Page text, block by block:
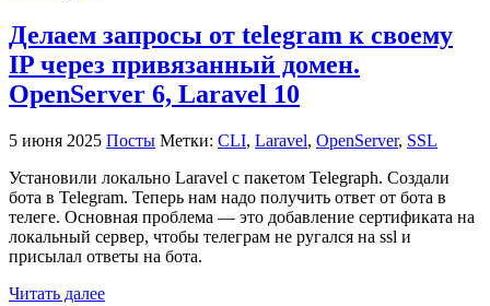
Делаем запросы от telegram к своему
IP через привязанный домен.
OpenServer 6, Laravel 10
5 июня 2025 Посты Метки: CLI, Laravel, OpenServer, SSL
Установили локально Laravel с пакетом Telegraph. Создали
бота в Telegram. Теперь нам надо получить ответ от бота в
телеге. Основная проблема — это добавление сертификата на
локальный сервер, чтобы телеграм не ругался на ssl и
присылал ответы на бота.
Читать далее